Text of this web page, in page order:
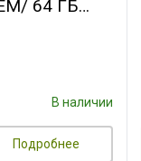
64 ГБ
3 OC
В наличии
Подробнее